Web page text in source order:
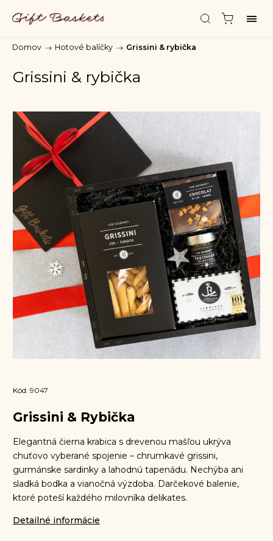
Domov / Hotové balíčky / Grissini & rybička
Grissini & rybička
Kód: 9047
Grissini & Rybička
Elegantná čierna krabica s drevenou mašľou ukrýva
chuťovo vyberané spojenie – chrumkavé grissini,
gurmánske sardinky a lahodnú tapenádu. Nechýba ani
sladká bodka a vianočná výzdoba. Darčekové balenie,
ktoré poteší každého milovníka delikates.
Detailné informácie